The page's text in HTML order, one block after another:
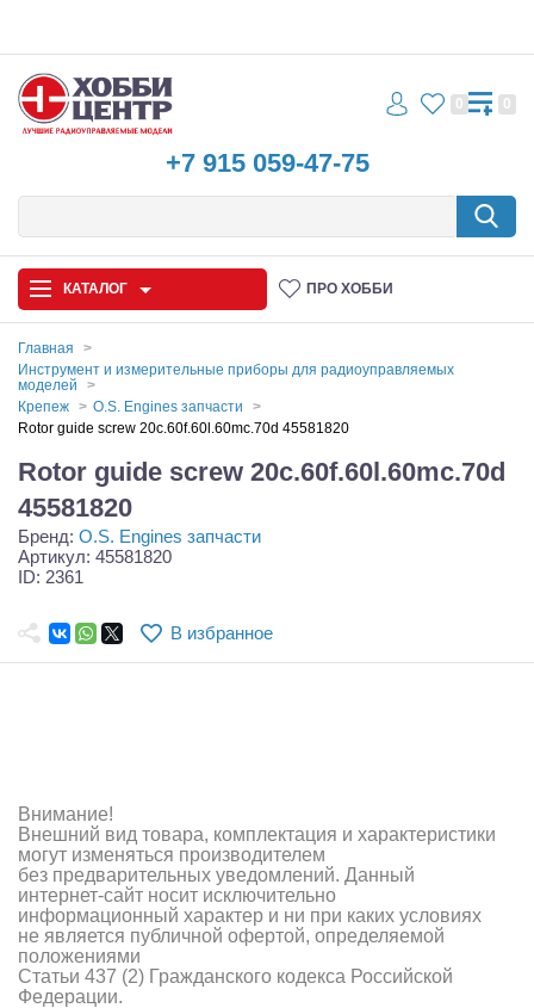
+7 915 059-47-75
0 0
КАТАЛОГ ПРО ХОББИ
Автомодели
Самолеты
Судомодели
Зарядные устройства и блоки питания
Двигатели
Технические жидкости
Инструмент,измерительные приборы,расходники
Главная
Инструмент и измерительные приборы для радиоуправляемых
моделей
Крепеж
O.S. Engines запчасти
Rotor guide screw 20c.60f.60l.60mc.70d 45581820
Rotor guide screw 20c.60f.60l.60mc.70d
45581820
Бренд: O.S. Engines запчасти
Артикул: 45581820
ID: 2361
В избранное
Внимание!
Внешний вид товара, комплектация и характеристики
могут изменяться производителем
без предварительных уведомлений. Данный
интернет-сайт носит исключительно
информационный характер и ни при каких условиях
не является публичной офертой, определяемой
положениями
Статьи 437 (2) Гражданского кодекса Российской
Федерации.